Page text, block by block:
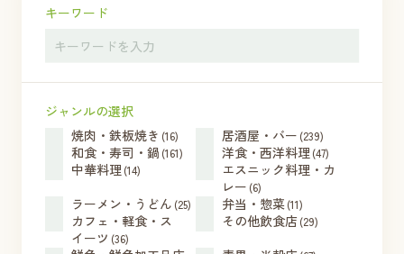
キーワード
ジャンルの選択
焼肉・鉄板焼き (16) 居酒屋・バー (239)
和食・寿司・鍋 (161) 洋食・西洋料理 (47)
中華料理 (14)
エスニック料理・カ
レー (6)
ラーメン・うどん (25) 弁当・惣菜(11)
カフェ・軽食・ス
イーツ (36)
その他飲食店(29)